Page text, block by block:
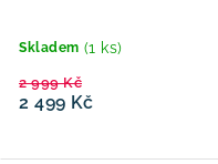
Skladem (1 ks)
2 499 Kč
2 999 Kč